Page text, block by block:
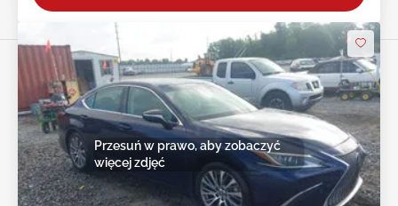
Przesuń w prawo, aby zobaczyć
więcej zdjęć